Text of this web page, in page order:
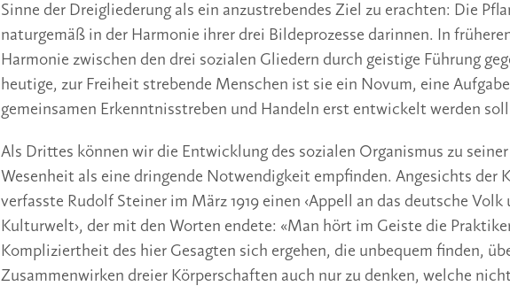
Sinne der Dreigliederung als ein anzustrebendes Ziel zu erachten: Die
naturgemäß in der Harmonie ihrer drei Bildeprozesse darinnen. In
Harmonie zwischen den drei sozialen Gliedern durch geistige Führung
heutige, zur Freiheit strebende Menschen ist sie ein Novum, eine
gemeinsamen Erkenntnisstreben und Handeln erst entwickelt werden
Als Drittes können wir die Entwicklung des sozialen Organismus zu
Wesenheit als eine dringende Notwendigkeit empfinden. Angesichts der
verfasste Rudolf Steiner im März 1919 einen ‹Appell an das deutsche Volk
Kulturwelt›, der mit den Worten endete: «Man hört im Geiste die
Kompliziertheit des hier Gesagten sich ergehen, die unbequem finden,
Zusammenwirken dreier Körperschaften auch nur zu denken, welche